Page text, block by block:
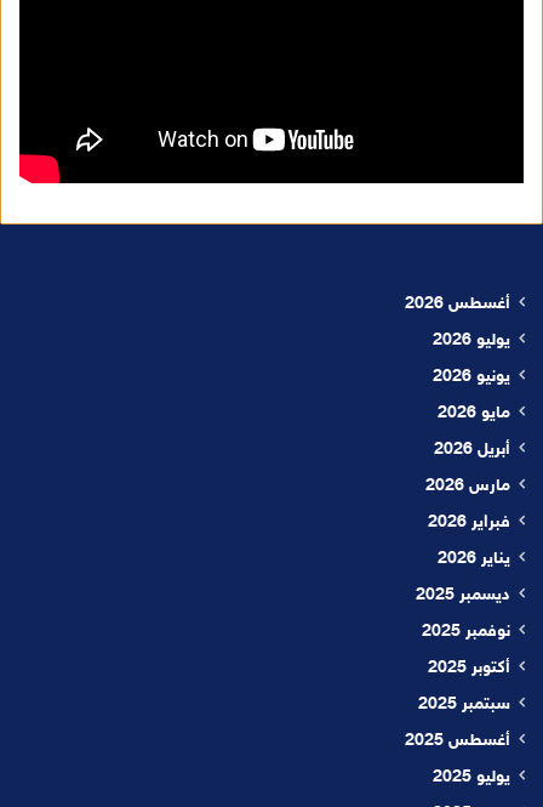
أغسطس 2026
يوليو 2026
يونيو 2026
مايو 2026
أبريل 2026
مارس 2026
فبراير 2026
يناير 2026
ديسمبر 2025
نوفمبر 2025
أكتوبر 2025
سبتمبر 2025
أغسطس 2025
يوليو 2025